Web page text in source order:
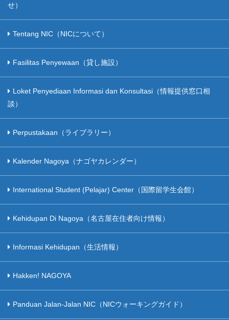
せ）
Tentang NIC（NICについて）
Fasilitas Penyewaan（貸し施設）
Loket Penyediaan Informasi dan Konsultasi（情報提供窓口相
談）
Perpustakaan（ライブラリー）
Kalender Nagoya（ナゴヤカレンダー）
International Student (Pelajar) Center（国際留学生会館）
Kehidupan Di Nagoya（名古屋在住者向け情報）
Informasi Kehidupan（生活情報）
Hakken! NAGOYA
Panduan Jalan-Jalan NIC（NICウォーキングガイド）